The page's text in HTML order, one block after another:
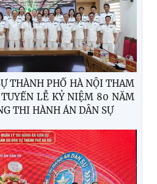
THÀNH PHỐ HÀ NỘI THAM
LỄ KỶ NIỆM 80 NĂM
THI HÀNH ÁN DÂN SỰ